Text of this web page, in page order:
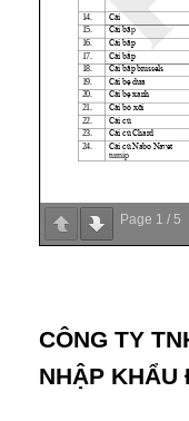
Page 1 / 5
CÔNG TY
NHẬP KHẨU